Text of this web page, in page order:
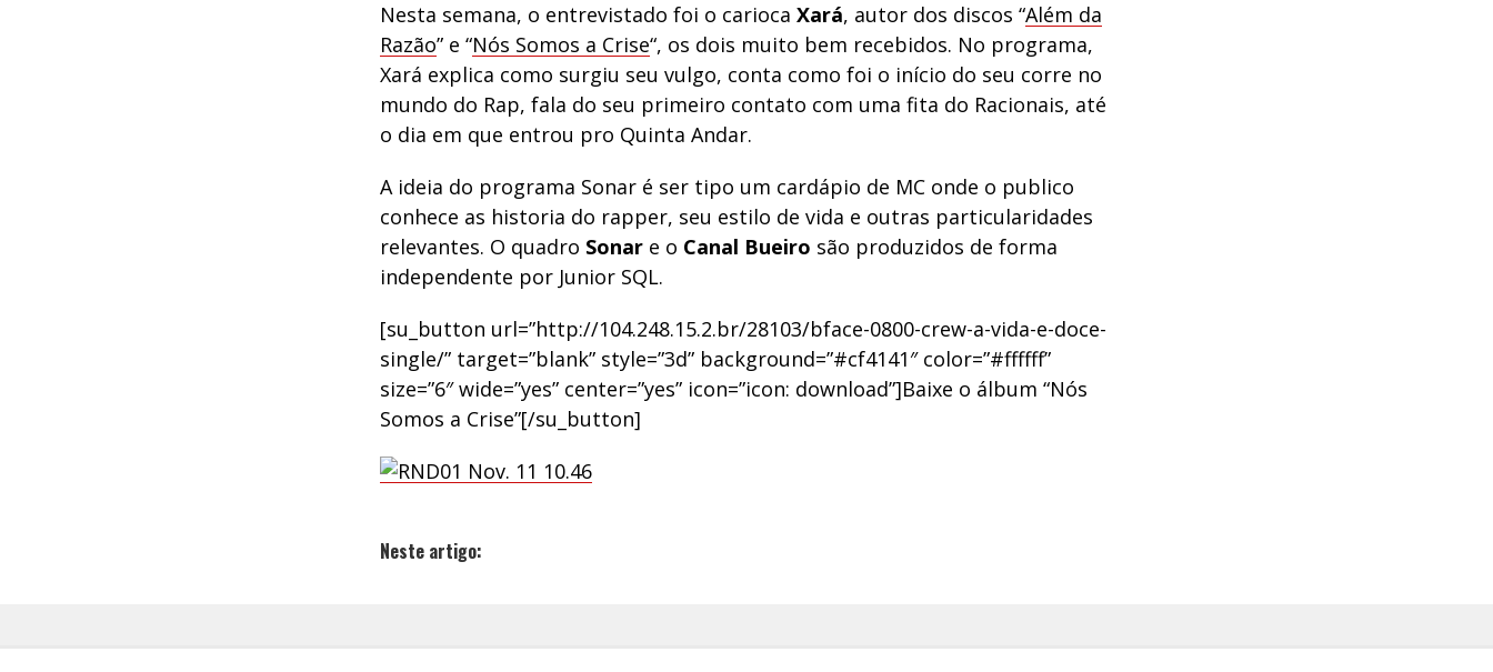
Nesta semana, o entrevistado foi o carioca Xará, autor dos discos “Além da
Razão” e “Nós Somos a Crise“, os dois muito bem recebidos. No programa,
Xará explica como surgiu seu vulgo, conta como foi o início do seu corre no
mundo do Rap, fala do seu primeiro contato com uma fita do Racionais, até
o dia em que entrou pro Quinta Andar.
A ideia do programa Sonar é ser tipo um cardápio de MC onde o publico
conhece as historia do rapper, seu estilo de vida e outras particularidades
relevantes. O quadro Sonar e o Canal Bueiro são produzidos de forma
independente por Junior SQL.
[su_button url=”http://104.248.15.2.br/28103/bface-0800-crew-a-vida-e-doce-
single/” target=”blank” style=”3d” background=”#cf4141″ color=”#ffffff”
size=”6″ wide=”yes” center=”yes” icon=”icon: download”]Baixe o álbum “Nós
Somos a Crise”[/su_button]
Neste artigo: